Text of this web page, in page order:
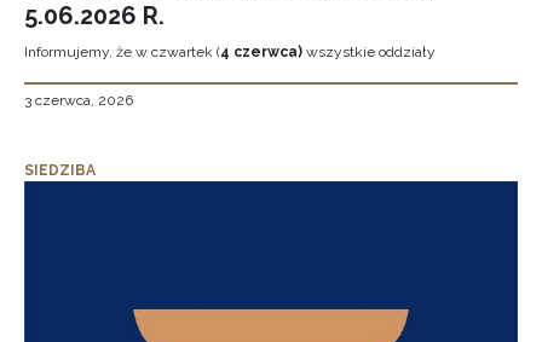
5.06.2026 R.
Informujemy, że w czwartek (4 czerwca) wszystkie oddziały
3 czerwca, 2026
SIEDZIBA